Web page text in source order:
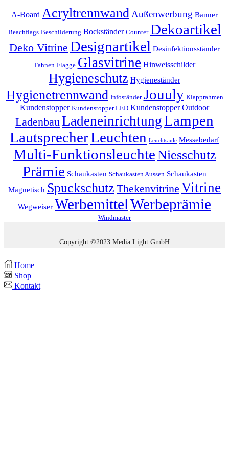
A-Board Acryltrennwand Außenwerbung Banner
Beachflags Beschilderung Bockständer Counter Dekoartikel
Deko Vitrine Designartikel Desinfektionsständer
Fahnen Flagge Glasvitrine Hinweisschilder
Hygieneschutz Hygieneständer
Hygienetrennwand Infoständer Jouuly Klapprahmen
Kundenstopper Kundenstopper LED Kundenstopper Outdoor
Ladenbau LadeneinrichtungLampen
LautsprecherLeuchten Leuchtsäule Messebedarf
Multi-FunktionsleuchteNiesschutz
Prämie Schaukasten Schaukasten Aussen Schaukasten
Magnetisch Spuckschutz Thekenvitrine Vitrine
Wegweiser WerbemittelWerbeprämie
Windmaster
Copyright ©2023 Media Light GmbH
Home
Shop
Kontakt